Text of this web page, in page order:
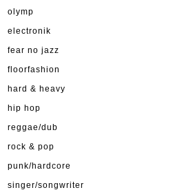
olymp
electronik
fear no jazz
floorfashion
hard & heavy
hip hop
reggae/dub
rock & pop
punk/hardcore
singer/songwriter